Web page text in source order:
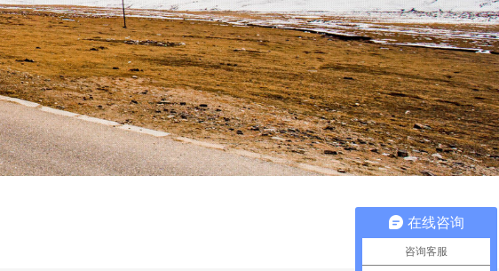
在线咨询
咨询客服